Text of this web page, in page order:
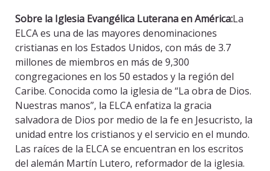
Sobre la Iglesia Evangélica Luterana en América:La
ELCA es una de las mayores denominaciones
cristianas en los Estados Unidos, con más de 3.7
millones de miembros en más de 9,300
congregaciones en los 50 estados y la región del
Caribe. Conocida como la iglesia de “La obra de Dios.
Nuestras manos”, la ELCA enfatiza la gracia
salvadora de Dios por medio de la fe en Jesucristo, la
unidad entre los cristianos y el servicio en el mundo.
Las raíces de la ELCA se encuentran en los escritos
del alemán Martín Lutero, reformador de la iglesia.